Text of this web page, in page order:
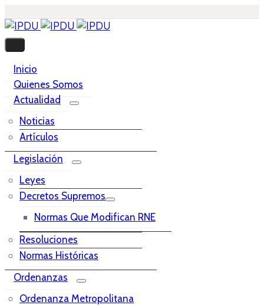
Inicio
Quienes Somos
Actualidad
Noticias
Artículos
Legislación
Leyes
Decretos Supremos
Normas Que Modifican RNE
Resoluciones
Normas Históricas
Ordenanzas
Ordenanza Metropolitana